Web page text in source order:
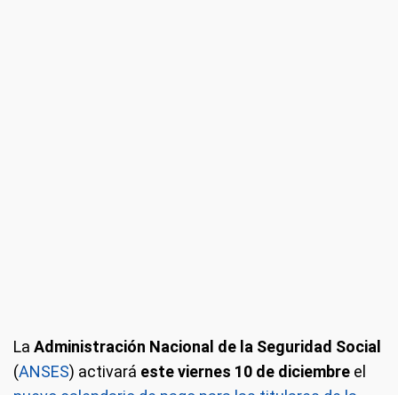
La Administración Nacional de la Seguridad Social
(ANSES) activará este viernes 10 de diciembre el